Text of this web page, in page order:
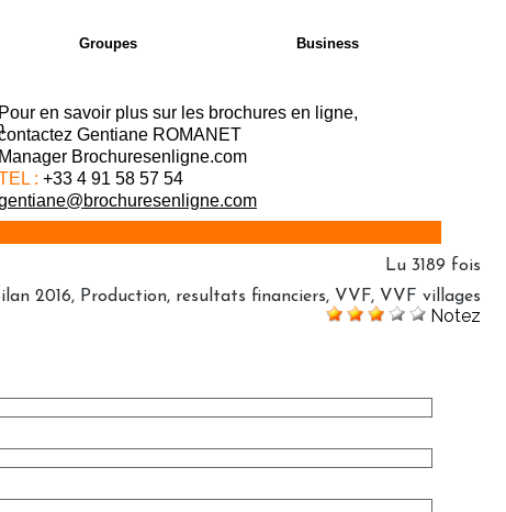
Groupes Business
Pour en savoir plus sur les brochures en ligne,
Gentiane ROMANET
Manager Brochuresenligne.com
: +33 4 91 58 57 54
Lu 3189 fois
2016, Production, resultats financiers, VVF, VVF villages
Notez